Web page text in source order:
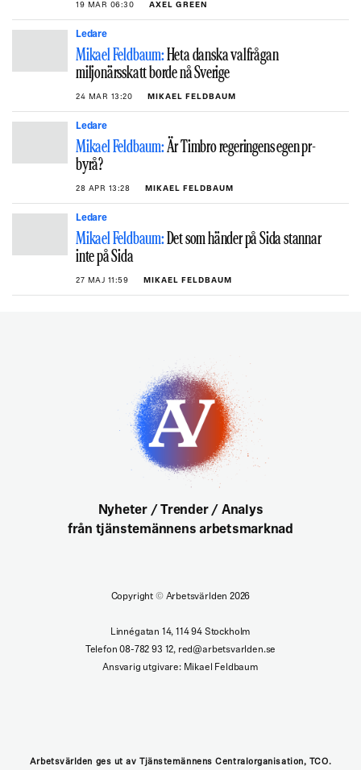
19 MAR 06:30 AXEL GREEN
Ledare
Mikael Feldbaum:Heta danska valfrågan
miljonärsskatt borde nå Sverige
24 MAR 13:20 MIKAEL FELDBAUM
Ledare
Mikael Feldbaum:Är Timbro regeringens egen pr-
byrå?
28 APR 13:28 MIKAEL FELDBAUM
Ledare
Mikael Feldbaum:Det som händer på Sida stannar
inte på Sida
27 MAJ 11:59 MIKAEL FELDBAUM
Nyheter / Trender / Analys
från tjänstemännens arbetsmarknad
Copyright ©Arbetsvärlden 2026
Linnégatan 14, 114 94 Stockholm
Telefon 08-782 93 12, red@arbetsvarlden.se
Ansvarig utgivare: Mikael Feldbaum
Arbetsvärlden ges ut av Tjänstemännens Centralorganisation, TCO.